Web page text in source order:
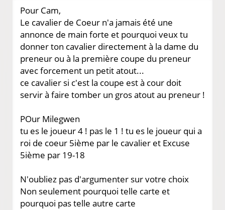
Pour Cam,
Le cavalier de Coeur n'a jamais été une
annonce de main forte et pourquoi veux tu
donner ton cavalier directement à la dame du
preneur ou à la première coupe du preneur
avec forcement un petit atout...
ce cavalier si c'est la coupe est à cour doit
servir à faire tomber un gros atout au preneur !
POur Milegwen
tu es le joueur 4 ! pas le 1 ! tu es le joueur qui a
roi de coeur 5ième par le cavalier et Excuse
5ième par 19-18
N'oubliez pas d'argumenter sur votre choix
Non seulement pourquoi telle carte et
pourquoi pas telle autre carte